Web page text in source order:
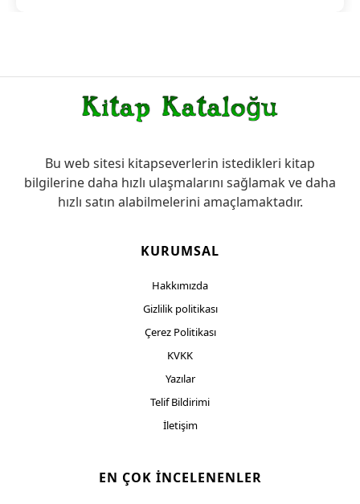
Bu web sitesi kitapseverlerin istedikleri kitap
bilgilerine daha hızlı ulaşmalarını sağlamak ve daha
hızlı satın alabilmelerini amaçlamaktadır.
KURUMSAL
Hakkımızda
Gizlilik politikası
Çerez Politikası
KVKK
Yazılar
Telif Bildirimi
İletişim
EN ÇOK İNCELENENLER